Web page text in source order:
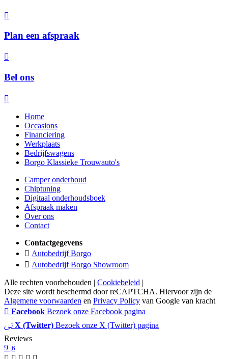
Plan een afspraak
Bel ons
Home
Occasions
Financiering
Werkplaats
Bedrijfswagens
Borgo Klassieke Trouwauto's
Camper onderhoud
Chiptuning
Digitaal onderhoudsboek
Afspraak maken
Over ons
Contact
Contactgegevens
Autobedrijf Borgo
Autobedrijf Borgo Showroom
Alle rechten voorbehouden | Cookiebeleid |
Deze site wordt beschermd door reCAPTCHA. Hiervoor zijn de
Algemene voorwaarden en Privacy Policy van Google van kracht
Facebook Bezoek onze Facebook pagina
X (Twitter) Bezoek onze X (Twitter) pagina
Reviews
9 ,6